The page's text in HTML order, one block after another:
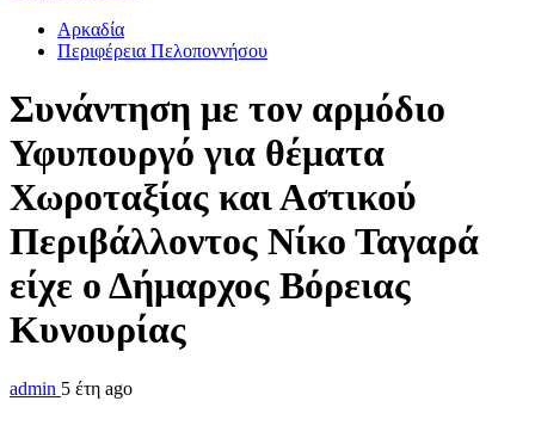
Αρκαδία
Περιφέρεια Πελοποννήσου
Συνάντηση με τον αρμόδιο
Υφυπουργό για θέματα
Χωροταξίας και Αστικού
Περιβάλλοντος Νίκο Ταγαρά
είχε ο Δήμαρχος Βόρειας
Κυνουρίας
admin 5 έτη ago